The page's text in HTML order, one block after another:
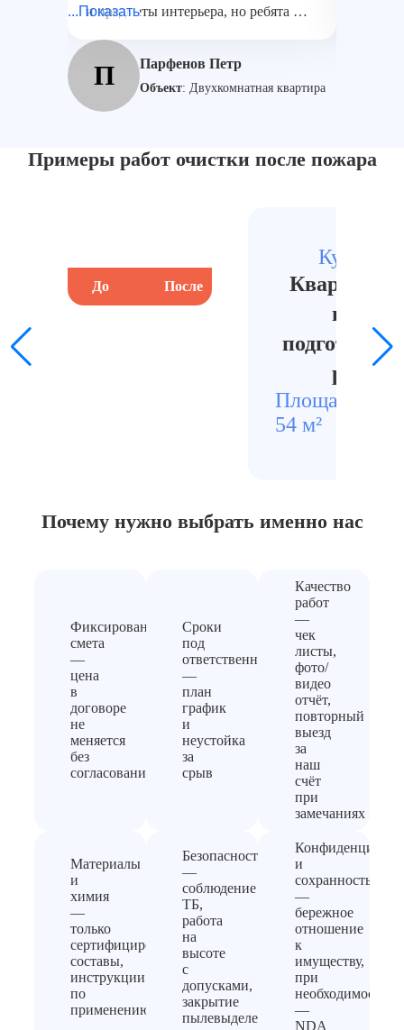
и предметы интерьера, но ребята —
убрали аккуратно, результатом очень
довольны, спасибо за отличный
...Показать
П Парфенов Петр
Объект: Двухкомнатная квартира
Примеры работ очистки после пожара
До После
Квартира
пожара
ремонт
Площадь
54 м²
Почему нужно выбрать именно нас
Фиксированная
смета
—
цена
в
договоре
не
меняется
без
согласования
Сроки
под
ответственность
—
план
график
и
неустойка
за
срыв
Качество
работ
—
чек
листы,
фото/
видео
отчёт,
повторный
выезд
за
наш
счёт
при
замечаниях
Материалы
и
химия
—
только
сертифицированные
составы,
инструкции
по
применению
Безопасность
—
соблюдение
ТБ,
работа
на
высоте
с
допусками,
закрытие
пылевыделения
и
сохранность
—
бережное
отношение
к
имуществу,
при
необходимости
—
NDA